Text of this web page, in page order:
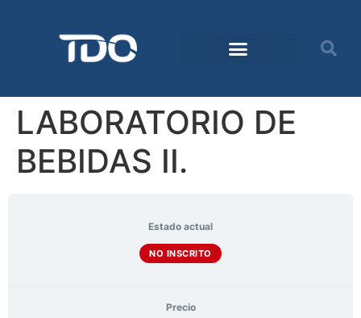
LABORATORIO DE
BEBIDAS II.
Estado actual
NO INSCRITO
Precio